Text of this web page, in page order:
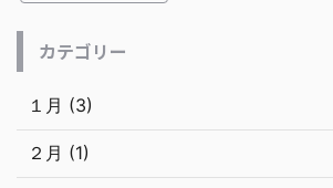
カテゴリー
１月 (3)
２月 (1)